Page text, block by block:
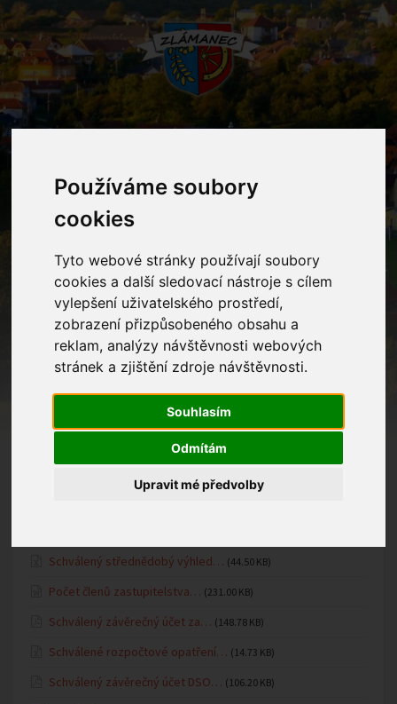
Používáme soubory
cookies
Tyto webové stránky používají soubory
cookies a další sledovací nástroje s cílem
vylepšení uživatelského prostředí,
zobrazení přizpůsobeného obsahu a
reklam, analýzy návštěvnosti webových
stránek a zjištění zdroje návštěvnosti.
Souhlasím
Odmítám
Upravit mé předvolby
Mateřská škola
Home Mateřská škola
Kontakty
Ostatní informace
Fotogalerie MŠ
Oznámení MŠ
Schválený střednědobý výhled… (44.50 KB)
Počet členů zastupitelstva… (231.00 KB)
Schválený závěrečný účet za… (148.78 KB)
Schválené rozpočtové opatření… (14.73 KB)
Schválený závěrečný účet DSO… (106.20 KB)